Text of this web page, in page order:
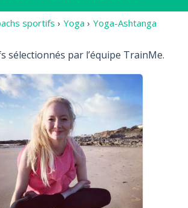
sportifs › Yoga › Yoga-Ashtanga
sélectionnés par l’équipe TrainMe.